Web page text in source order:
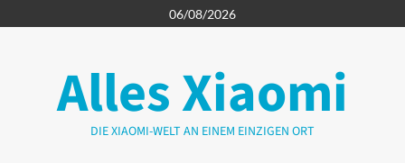
Inhalt
06/08/2026
Alles Xiaomi
DIE XIAOMI-WELT AN EINEM EINZIGEN ORT